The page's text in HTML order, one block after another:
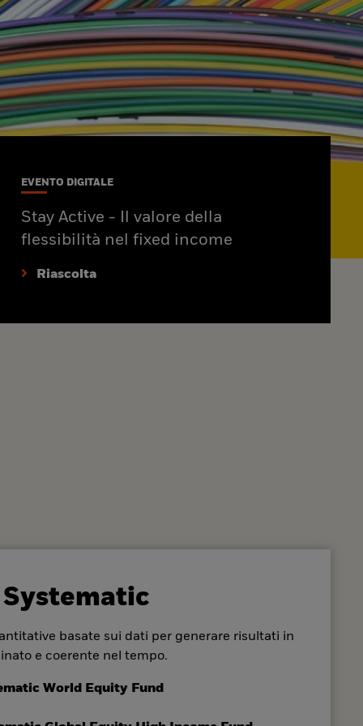
EVENTO DIGITALE
Stay Active - Il valore della
flessibilità nel fixed income
Riascolta
Systematic
basate sui dati per generare risultati in
e coerente nel tempo.
World Equity Fund